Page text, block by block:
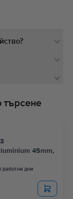
търсене
45mm,
работни дни